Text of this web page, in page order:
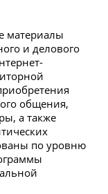
материалы
и делового
общения,
а также
по уровню